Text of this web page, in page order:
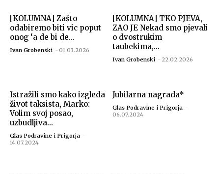
[KOLUMNA] Zašto
odabiremo biti vic poput
onog ‘a de bi de...
Ivan Grobenski - 01.03.2026
[KOLUMNA] TKO PJEVA,
ZAO JE Nekad smo pjevali
o dvostrukim
taubekima,...
Ivan Grobenski - 22.02.2026
Istražili smo kako izgleda
život taksista, Marko:
Volim svoj posao,
uzbudljiva...
Glas Podravine i Prigorja -
14.07.2024
Jubilarna nagrada*
Glas Podravine i Prigorja -
06.07.2024